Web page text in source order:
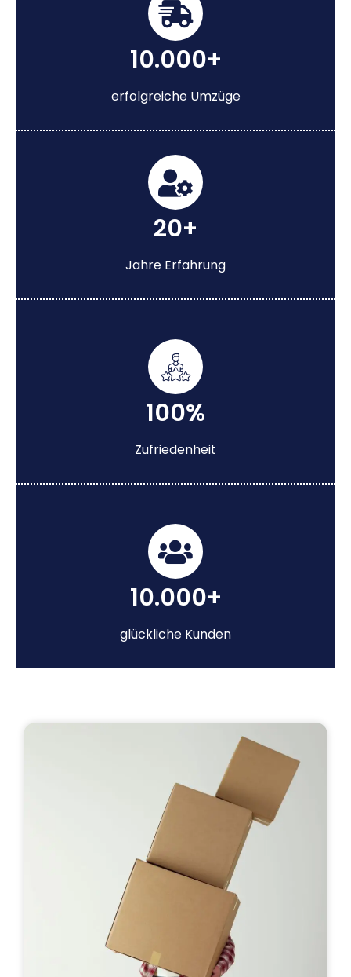
10.000+
erfolgreiche Umzüge
20+
Jahre Erfahrung
100%
Zufriedenheit
10.000+
glückliche Kunden